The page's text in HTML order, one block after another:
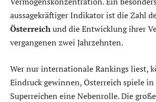
aussagekräftiger Indikator ist die Zahl
Österreichund die Entwicklung ihrer
vergangenen zwei Jahrzehnten.
Wer nur internationale Rankings liest,
Eindruck gewinnen, Österreich spiele in
Superreichen eine Nebenrolle. Die